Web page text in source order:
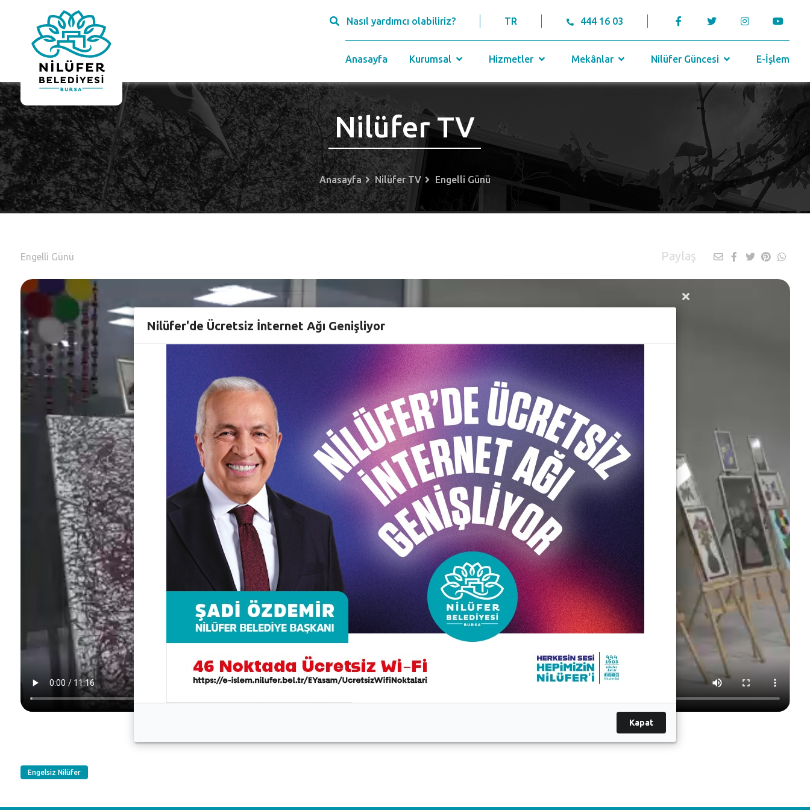
Nasıl yardımcı olabiliriz? TR 444 16 03
Anasayfa Kurumsal Hizmetler Mekânlar Nilüfer Güncesi E-İşlem
Nilüfer TV
Anasayfa Nilüfer TV Engelli Günü
Engelli Günü Paylaş
Engelsiz Nilüfer
Nilüfer'de Ücretsiz İnternet Ağı Genişliyor
Kapat